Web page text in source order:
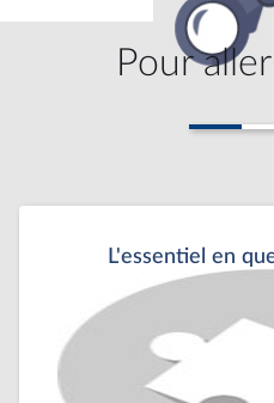
Pour
L'essentiel en